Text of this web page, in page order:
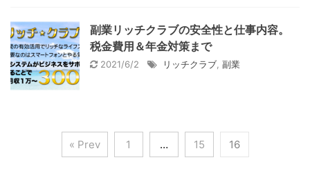
副業リッチクラブの安全性と仕事内容。
税金費用＆年金対策まで
2021/6/2 リッチクラブ 副業
« Prev 1 … 15 16